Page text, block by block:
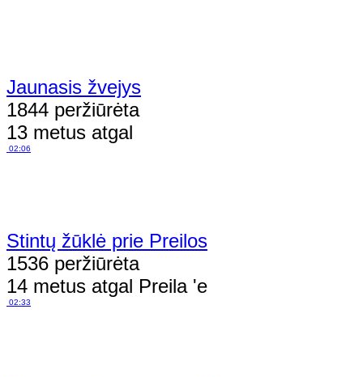
Jaunasis žvejys
1844 peržiūrėta
13 metus atgal
02:06
Stintų žūklė prie Preilos
1536 peržiūrėta
14 metus atgal Preila 'e
02:33